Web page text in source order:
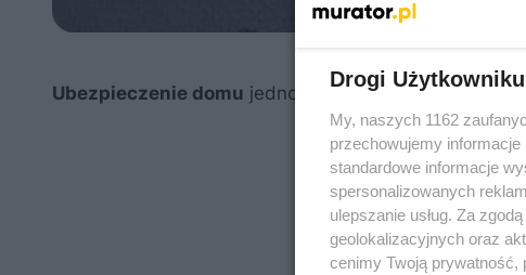
Ubezpieczenie domu jednorodzinnego występuje w
Drogi
My, naszych 1162
przechowujemy
standardowe informacje
spersonalizowanych
ulepszanie usług. Za
geolokalizacyjnych oraz
cenimy Twoją prywatność,